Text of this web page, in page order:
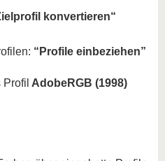
konvertieren“
“Profile einbeziehen”
AdobeRGB (1998)